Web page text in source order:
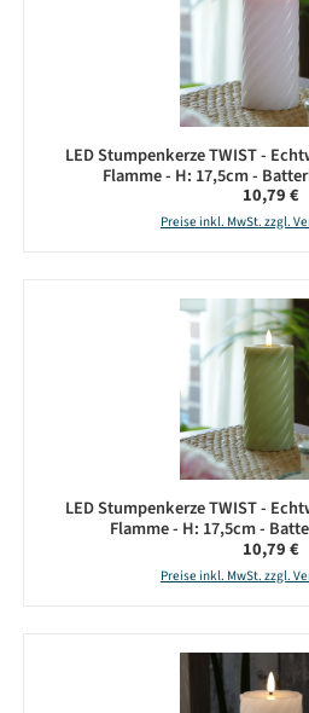
LED Stumpenkerze TWIST -
Flamme - H: 17,5cm -
Regulärer
10,79 €
Preise inkl. MwSt. zzgl.
LED Stumpenkerze TWIST -
Flamme - H: 17,5cm -
Regulärer
10,79 €
Preise inkl. MwSt. zzgl.